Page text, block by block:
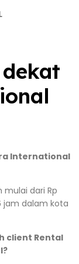
International
dari Rp
jam dalam kota
client Rental